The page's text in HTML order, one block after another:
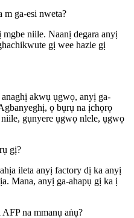
m ga-esi nweta?
niile. Naanị degara anyị
gị wee hazie gị
akwụ ụgwọ, anyị ga-
ọ bụrụ na ịchọrọ
gụnyere ụgwọ nlele, ụgwọ
gị?
ileta anyị factory dị ka anyị
Mana, anyị ga-ahapụ gị ka ị
na mmanụ aṅụ?